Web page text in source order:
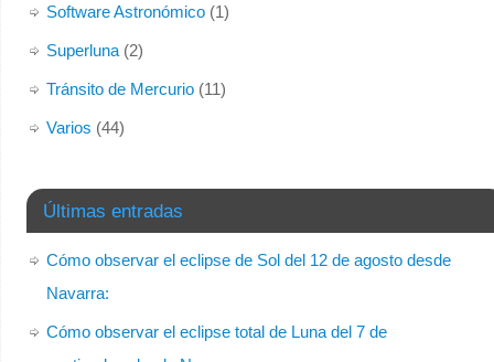
Software Astronómico(1)
Superluna(2)
Tránsito de Mercurio(11)
Varios (44)
Últimas entradas
Cómo observar el eclipse de Sol del 12 de agosto desde
Navarra:
Cómo observar el eclipse total de Luna del 7 de